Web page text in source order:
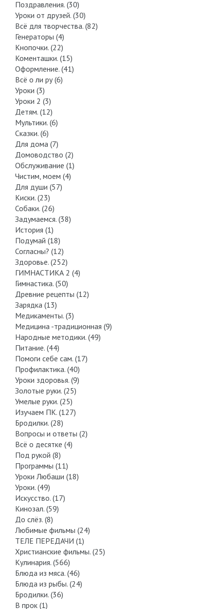
Поздравления. (30)
Уроки от друзей. (30)
Всё для творчества. (82)
Генераторы (4)
Кнопочки. (22)
Коменташки. (15)
Оформление. (41)
Всё о ли ру (6)
Уроки (3)
Уроки 2 (3)
Детям. (12)
Мультики. (6)
Сказки. (6)
Для дома (7)
Домоводство (2)
Обслуживание (1)
Чистим, моем (4)
Для души (57)
Киски. (23)
Собаки. (26)
Задумаемся. (38)
История (1)
Подумай (18)
Согласны? (12)
Здоровье. (252)
ГИМНАСТИКА 2 (4)
Гимнастика. (50)
Древние рецепты (12)
Зарядка (13)
Медикаменты. (3)
Медицина -традиционная (9)
Народные методики. (49)
Питание. (44)
Помоги себе сам. (17)
Профилактика. (40)
Уроки здоровья. (9)
Золотые руки. (25)
Умелые руки. (25)
Изучаем ПК. (127)
Бродилки. (28)
Вопросы и ответы (2)
Всё о десятке (4)
Под рукой (8)
Программы (11)
Уроки Любаши (18)
Уроки. (49)
Искусство. (17)
Кинозал. (59)
До слёз. (8)
Любимые фильмы (24)
ТЕЛЕ ПЕРЕДАЧИ (1)
Христианские фильмы. (25)
Кулинария. (566)
Блюда из мяса. (46)
Блюда из рыбы. (24)
Бродилки. (36)
В прок (1)